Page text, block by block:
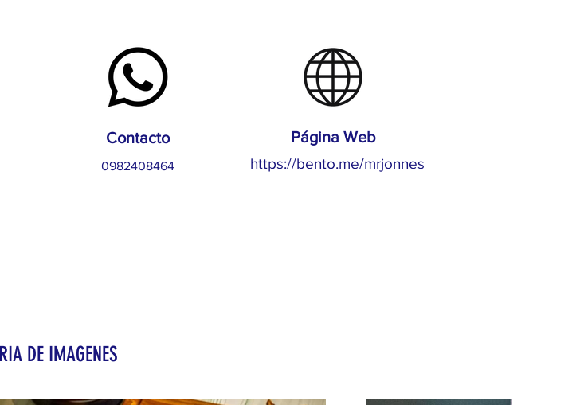
Contacto
0982408464
Página Web
https://bento.me/mrjonnes
DE IMAGENES